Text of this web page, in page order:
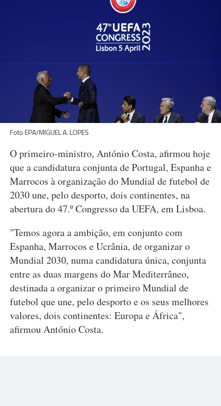
Foto EPA/MIGUEL A. LOPES
O primeiro-ministro, António Costa, afirmou hoje
que a candidatura conjunta de Portugal, Espanha e
Marrocos à organização do Mundial de futebol de
2030 une, pelo desporto, dois continentes, na
abertura do 47.º Congresso da UEFA, em Lisboa.
"Temos agora a ambição, em conjunto com
Espanha, Marrocos e Ucrânia, de organizar o
Mundial 2030, numa candidatura única, conjunta
entre as duas margens do Mar Mediterrâneo,
destinada a organizar o primeiro Mundial de
futebol que une, pelo desporto e os seus melhores
valores, dois continentes: Europa e África",
afirmou António Costa.